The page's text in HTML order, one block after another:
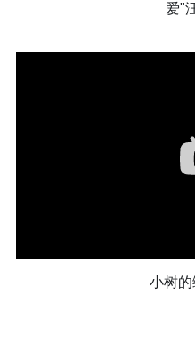
爱"
小树